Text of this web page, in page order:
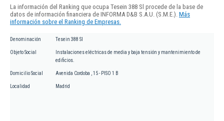
La información del Ranking que ocupa Tesein 388 Sl procede de la base de
datos de información financiera de INFORMA D&B S.A.U. (S.M.E.). Más
información sobre el Ranking de Empresas.
Denominación Tesein 388 Sl
Objeto Social
Instalaciones eléctricas de media y baja tensión y mantenimiento de
edificios.
Domicilio Social Avenida Cordoba , 15 - PISO 1 B
Localidad Madrid